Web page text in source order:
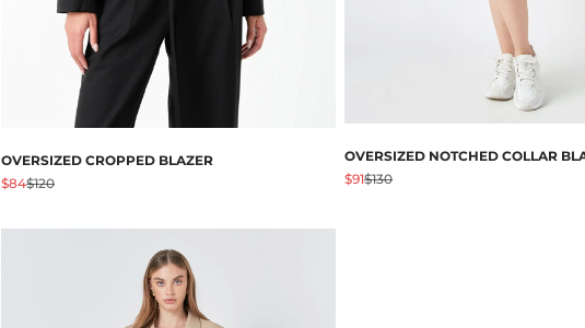
OVERSIZED CROPPED BLAZER
Angebot
$84Regulärer Preis
$120
OVERSIZED NOTCHED COLLAR
Angebot
$91Regulärer Preis
$130